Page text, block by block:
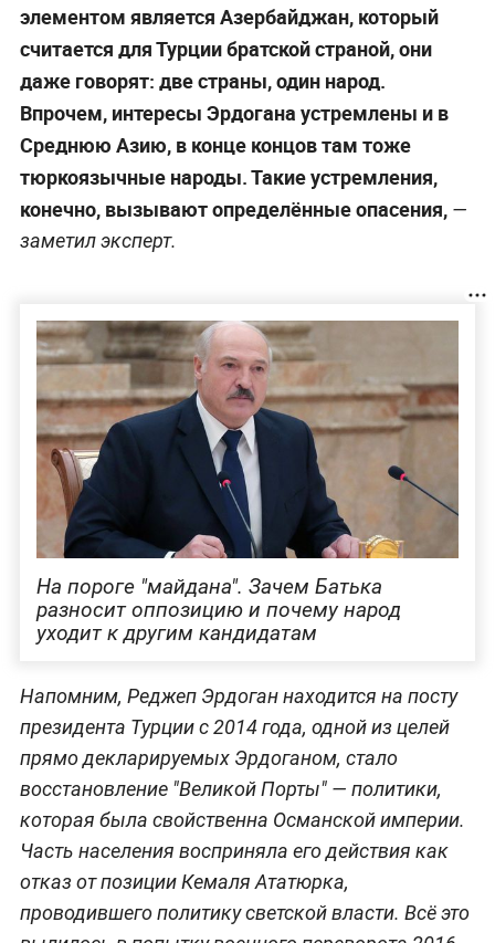
элементом является Азербайджан, который
считается для Турции братской страной, они
даже говорят: две страны, один народ.
Впрочем, интересы Эрдогана устремлены и в
Среднюю Азию, в конце концов там тоже
тюркоязычные народы. Такие устремления,
конечно, вызывают определённые опасения,—
заметил эксперт.
На пороге "майдана". Зачем Батька
разносит оппозицию и почему народ
уходит к другим кандидатам
Напомним, Реджеп Эрдоган находится на посту
президента Турции с 2014 года, одной из целей
прямо декларируемых Эрдоганом, стало
восстановление "Великой Порты" — политики,
которая была свойственна Османской империи.
Часть населения восприняла его действия как
отказ от позиции Кемаля Ататюрка,
проводившего политику светской власти. Всё это